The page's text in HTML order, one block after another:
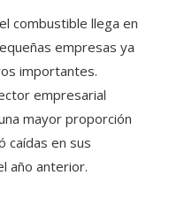
combustible llega en
empresas ya
importantes.
empresarial
mayor proporción
caídas en sus
año anterior.